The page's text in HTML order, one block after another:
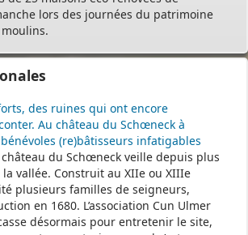
lors des journées du patrimoine
des ruines qui ont encore
Au château du Schœneck à
(re)bâtisseurs infatigables
du Schœneck veille depuis plus
vallée. Construit au XIIe ou XIIIe
plusieurs familles de seigneurs,
en 1680. L’association Cun Ulmer
désormais pour entretenir le site,